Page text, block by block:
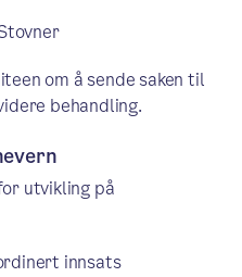
om å sende saken til
behandling.
utvikling på
innsats